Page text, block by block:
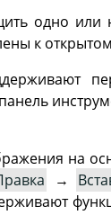
одно или
к
на
→